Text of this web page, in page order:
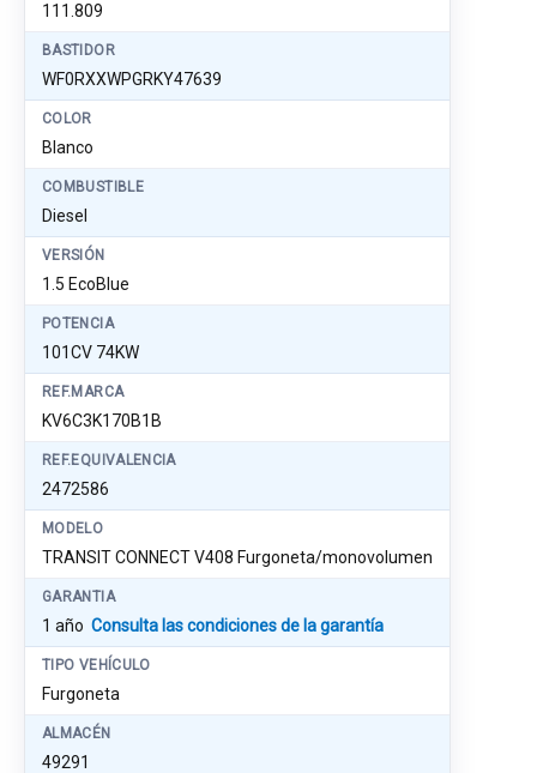
111.809
BASTIDOR
WF0RXXWPGRKY47639
COLOR
Blanco
COMBUSTIBLE
Diesel
VERSIÓN
1.5 EcoBlue
POTENCIA
101CV 74KW
REF.MARCA
KV6C3K170B1B
REF.EQUIVALENCIA
2472586
MODELO
TRANSIT CONNECT V408 Furgoneta/monovolumen
GARANTIA
1 año Consulta las condiciones de la garantía
TIPO VEHÍCULO
Furgoneta
ALMACÉN
49291